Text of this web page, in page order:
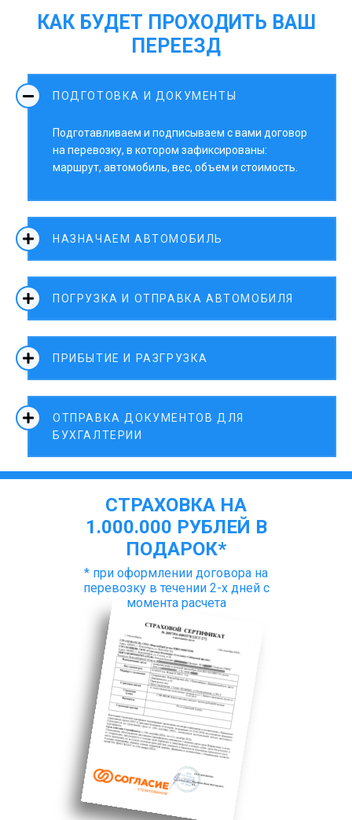
КАК БУДЕТ ПРОХОДИТЬ ВАШ
ПЕРЕЕЗД
ПОДГОТОВКА И ДОКУМЕНТЫ
Подготавливаем и подписываем с вами договор
на перевозку, в котором зафиксированы:
маршрут, автомобиль, вес, объем и стоимость.
НАЗНАЧАЕМ АВТОМОБИЛЬ
ПОГРУЗКА И ОТПРАВКА АВТОМОБИЛЯ
ПРИБЫТИЕ И РАЗГРУЗКА
ОТПРАВКА ДОКУМЕНТОВ ДЛЯ
БУХГАЛТЕРИИ
СТРАХОВКА НА
1.000.000 РУБЛЕЙ В
ПОДАРОК*
* при оформлении договора на
перевозку в течении 2-х дней с
момента расчета